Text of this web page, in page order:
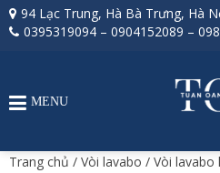
94 Lạc Trung, Hà Bà Trưng, Hà
0395319094 – 0904152089 –
MENU
Trang chủ / Vòi lavabo / Vòi lavabo